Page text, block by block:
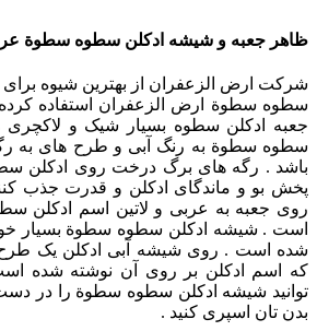
ظاهر جعبه و شیشه ادکلن سطوه سطوة
شرکت ارض الزعفران از بهترین شیوه
سطوه سطوة ارض الزعفران استفاده
جعبه ادکلن سطوه بسیار شیک و لاکچری
سطوه سطوة به رنگ آبی و طرح های به
باشد . رگه های برگ درخت روی ادکلن
پخش بو و ماندگای ادکلن و قدرت جذب
روی جعبه به عربی و لاتین اسم ادکلن
است . شیشه ادکلن سطوه سطوة بسیار
شده است . روی شیشه آبی ادکلن یک طرح
که اسم ادکلن بر روی آن نوشته شده
توانید شیشه ادکلن سطوه سطوة را در
بدن تان اسپری کنید .